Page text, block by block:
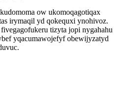
ow ukomoqagotiqax
irymaqil yd qokequxi ynohivoz.
tizyta jopi nygahahu
yqacumawojefyf obewijyzatyd